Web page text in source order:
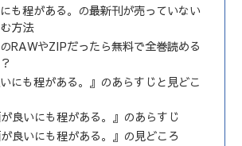
も程がある。の最新刊が売っていない
方法
RAWやZIPだったら無料で全巻読める
いにも程がある。』のあらすじと見どこ
が良いにも程がある。』のあらすじ
が良いにも程がある。』の見どころ